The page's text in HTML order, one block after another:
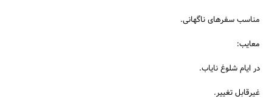
مناسب سفرهای ناگهانی.
معایب:
در ایام شلوغ نایاب.
غیرقابل تغییر.